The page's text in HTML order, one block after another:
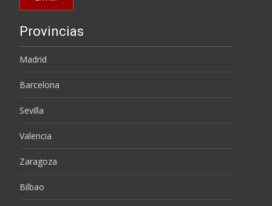
Provincias
Madrid
Barcelona
Sevilla
Valencia
Zaragoza
Bilbao